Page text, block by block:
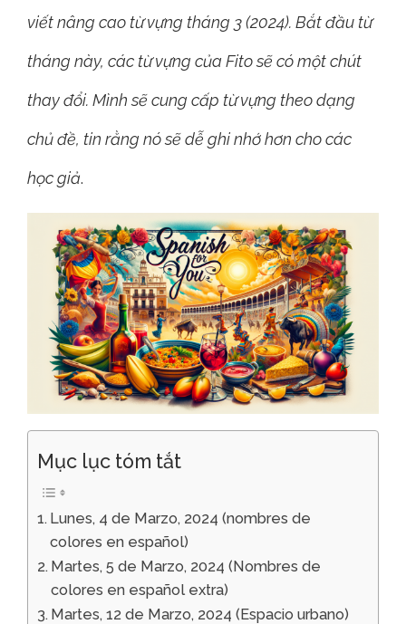
viết nâng cao từ vựng tháng 3 (2024). Bắt đầu từ
tháng này, các từ vựng của Fito sẽ có một chút
thay đổi. Mình sẽ cung cấp từ vựng theo dạng
chủ đề, tin rằng nó sẽ dễ ghi nhớ hơn cho các
học giả.
Mục lục tóm tắt
Lunes, 4 de Marzo, 2024 (nombres de
colores en español)
Martes, 5 de Marzo, 2024 (Nombres de
colores en español extra)
Martes, 12 de Marzo, 2024 (Espacio urbano)